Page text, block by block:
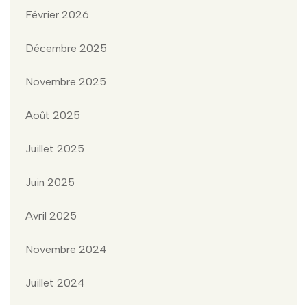
Février 2026
Décembre 2025
Novembre 2025
Août 2025
Juillet 2025
Juin 2025
Avril 2025
Novembre 2024
Juillet 2024